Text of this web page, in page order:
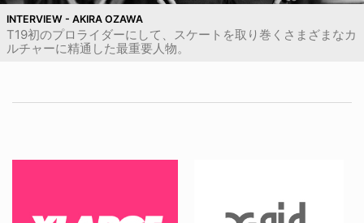
INTERVIEW - AKIRA OZAWA
T19初のプロライダーにして、スケートを取り巻くさまざまなカ
ルチャーに精通した最重要人物。